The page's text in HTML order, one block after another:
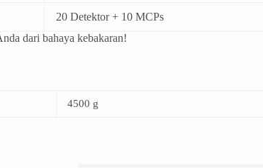
20 Detektor + 10 MCPs
dari bahaya kebakaran!
4500 g